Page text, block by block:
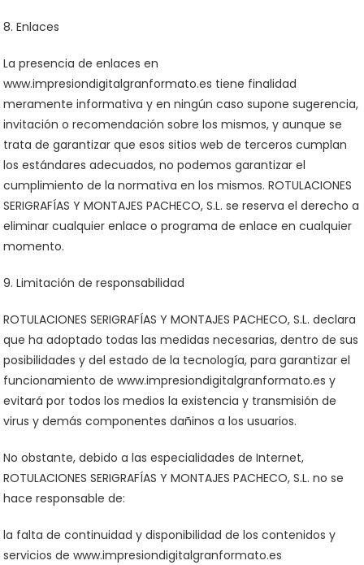
8. Enlaces
La presencia de enlaces en
www.impresiondigitalgranformato.es tiene finalidad
meramente informativa y en ningún caso supone sugerencia,
invitación o recomendación sobre los mismos, y aunque se
trata de garantizar que esos sitios web de terceros cumplan
los estándares adecuados, no podemos garantizar el
cumplimiento de la normativa en los mismos. ROTULACIONES
SERIGRAFÍAS Y MONTAJES PACHECO, S.L. se reserva el derecho a
eliminar cualquier enlace o programa de enlace en cualquier
momento.
9. Limitación de responsabilidad
ROTULACIONES SERIGRAFÍAS Y MONTAJES PACHECO, S.L. declara
que ha adoptado todas las medidas necesarias, dentro de sus
posibilidades y del estado de la tecnología, para garantizar el
funcionamiento de www.impresiondigitalgranformato.es y
evitará por todos los medios la existencia y transmisión de
virus y demás componentes dañinos a los usuarios.
No obstante, debido a las especialidades de Internet,
ROTULACIONES SERIGRAFÍAS Y MONTAJES PACHECO, S.L. no se
hace responsable de:
la falta de continuidad y disponibilidad de los contenidos y
servicios de www.impresiondigitalgranformato.es